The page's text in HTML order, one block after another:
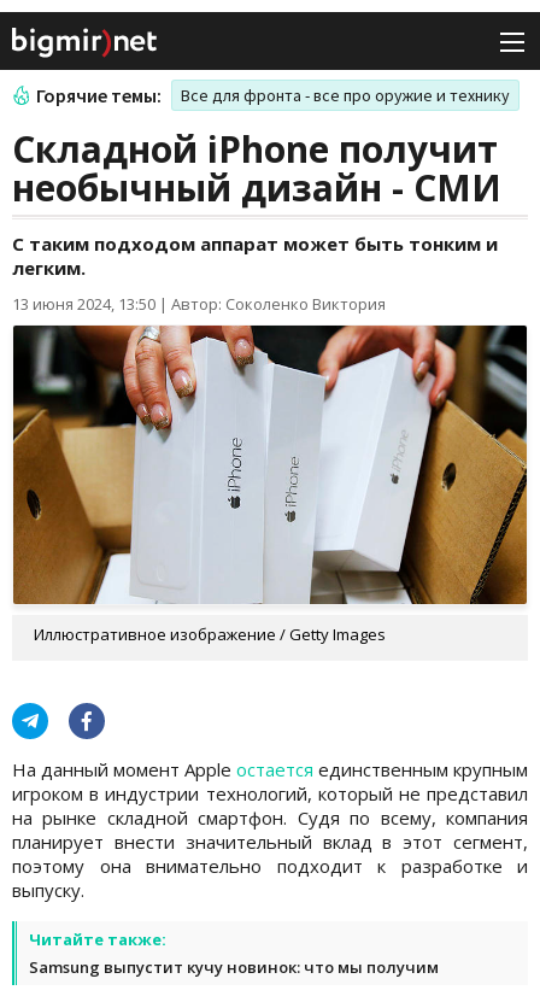
Горячие темы: Все для фронта - все про оружие и технику
Складной iPhone получит
необычный дизайн - СМИ
С таким подходом аппарат может быть тонким и
легким.
13 июня 2024, 13:50 | Автор: Соколенко Виктория
Иллюстративное изображение / Getty Images
На данный момент Apple остается единственным крупным
игроком в индустрии технологий, который не представил
на рынке складной смартфон. Судя по всему, компания
планирует внести значительный вклад в этот сегмент,
поэтому она внимательно подходит к разработке и
выпуску.
Читайте также:
Samsung выпустит кучу новинок: что мы получим